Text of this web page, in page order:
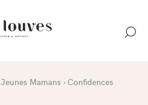
Jeunes Mamans Confidences